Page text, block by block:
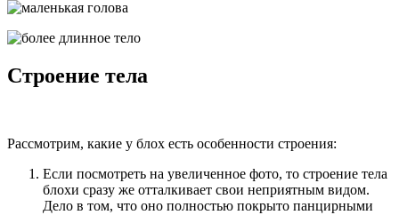
Строение тела
Рассмотрим, какие у блох есть особенности строения:
Если посмотреть на увеличенное фото, то строение тела
блохи сразу же отталкивает свои неприятным видом.
Дело в том, что оно полностью покрыто панцирными